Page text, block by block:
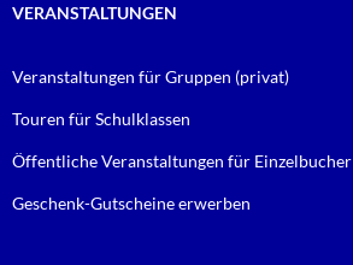
VERANSTALTUNGEN
Veranstaltungen für Gruppen (privat)
Touren für Schulklassen
Öffentliche Veranstaltungen für Einzelbucher
Geschenk-Gutscheine erwerben